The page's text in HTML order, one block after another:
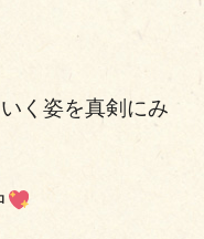
く姿を真剣にみ